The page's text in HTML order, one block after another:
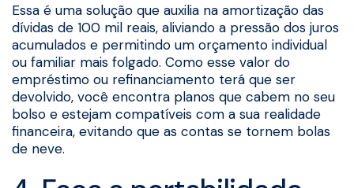
Essa é uma solução que auxilia na amortização das
dívidas de 100 mil reais, aliviando a pressão dos juros
acumulados e permitindo um orçamento individual
ou familiar mais folgado. Como esse valor do
empréstimo ou refinanciamento terá que ser
devolvido, você encontra planos que cabem no seu
bolso e estejam compatíveis com a sua realidade
financeira, evitando que as contas se tornem bolas
de neve.